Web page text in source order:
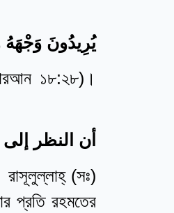
يُرِيدُونَ وَجْهَهُ
১৮:২৮)।
أن النظر
রাসূলুল্লাহ্‌ (সঃ)
প্রতি রহমতের